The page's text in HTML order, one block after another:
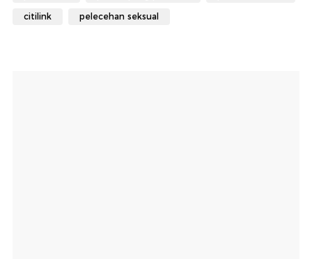
citilink pelecehan seksual